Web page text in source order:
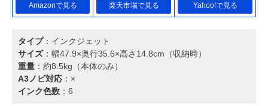
Amazonで見る 楽天市場で見る Yahoo!で見る
タイプ：インクジェット
サイズ：幅47.9×奥行35.6×高さ14.8cm（収納時）
重量 ：約8.5kg（本体のみ）
A3ノビ対応 ：×
インク色数 ：6